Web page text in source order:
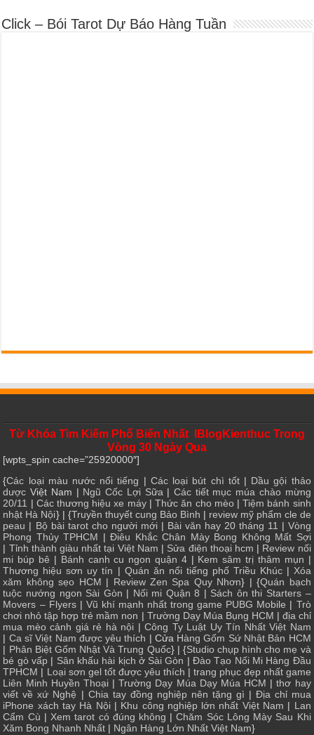
Click – Bói Tarot Dự Báo Hàng Tuần
Từ Khóa Tìm Kiếm Phổ Biến Nhất IBlogKienthuc Trong
Vòng 30 Ngày Qua
[wpts_spin cache=”25920000″]
{Các loại màu nước nổi tiếng | Các loại bút chì tốt| Dầu gội thảo
dược Việt Nam | Ngũ Cốc Lợi Sữa| Các tiết mục múa chào mừng
20/11 | Các thương hiệu xe máy|Thức ăn cho mèo|Tiệm bánh sinh
nhật Hà Nội} | {Truyền thuyết cung Bảo Bình | review mỹ phẩm cle de
peau | Bộ bài tarot cho người mới| Bài văn hay 20 tháng 11 | Vòng
Phong Thủy TPHCM |Điêu Khắc Chân Mày Bong Không Mất Sợi
| Tỉnh thành giàu nhất tại Việt Nam | Sửa điện thoại hcm | Review nối
mi búp bê | Bánh canh cu ngon quận 4| Kem sâm trị thâm mụn |
Thương hiệu sơn uy tín | Quán ăn nổi tiếng phố Triều Khúc| Xóa
xăm không sẹo HCM | Review Zen Spa Quy Nhơn} | {Quán bạch
tuộc nướng ngon Sài Gòn | Nối mi Quận 8 | Sách ôn thi Starters –
Movers – Flyers| Vũ khí mạnh nhất trong game PUBG Mobile | Trò
chơi nhỏ tập hợp trẻ mầm non | Trường Dạy Múa Bụng HCM | địa chỉ
mua mèo cảnh giá rẻ hà nội |Công Ty Luật Uy Tín Nhất Việt Nam
| Ca sĩ Việt Nam được yêu thích | Cửa Hàng Gốm Sứ Nhật Bản HCM
| Phân Biệt Gốm Nhật Và Trung Quốc} | {Studio chụp hình cho mẹ và
bé gò vấp | Sân khấu hài kịch ở Sài Gòn |Đào Tạo Nối Mi Hàng Đầu
TPHCM | Loại sơn gel tốt được yêu thích | trang phục đẹp nhất game
Liên Minh Huyền Thoại|Trường Dạy Múa Dạy Múa HCM |thơ hay
viết về xứ Nghệ | Chia tay đồng nghiệp nên tặng gì | Địa chỉ mua
iPhone xách tay Hà Nội| Khu công nghiệp lớn nhất Việt Nam | Lan
Cẩm Cù |Xem tarot có đúng không |Chăm Sóc Lông Mày Sau Khi
Xăm Bong Nhanh Nhất | Ngân Hàng Lớn Nhất Việt Nam}